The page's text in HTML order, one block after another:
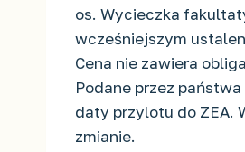
os. Wycieczka
wcześniejszym
Cena nie zawiera
Podane przez
daty przylotu do ZEA.
zmianie.